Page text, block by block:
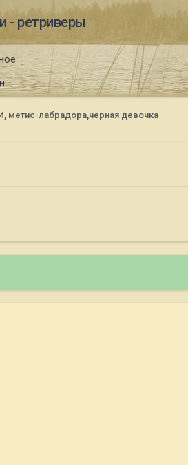
- ретриверы
метис-лабрадора,черная девочка